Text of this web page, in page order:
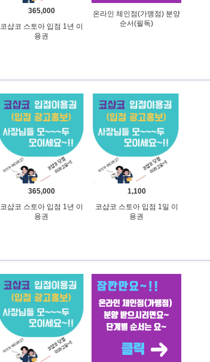
365,000
코샵코 스토아 입점 1년 이
용권
온라인 체인점(가맹점) 분양
순서(필독)
365,000
코샵코 스토아 입점 1년 이
용권
1,100
코샵코 스토아 입점 1일 이
용권